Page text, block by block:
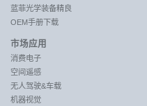
蓝菲光学装备精良
OEM手册下载
市场应用
消费电子
空间遥感
无人驾驶&车载
机器视觉